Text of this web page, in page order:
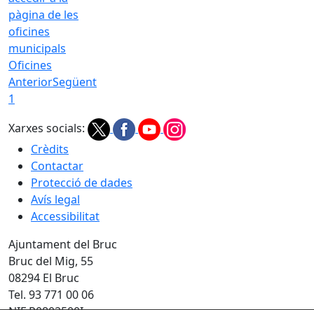
Oficines
AnteriorSegüent
1
Xarxes socials:
Crèdits
Contactar
Protecció de dades
Avís legal
Accessibilitat
Ajuntament del Bruc
Bruc del Mig, 55
08294 El Bruc
Tel. 93 771 00 06